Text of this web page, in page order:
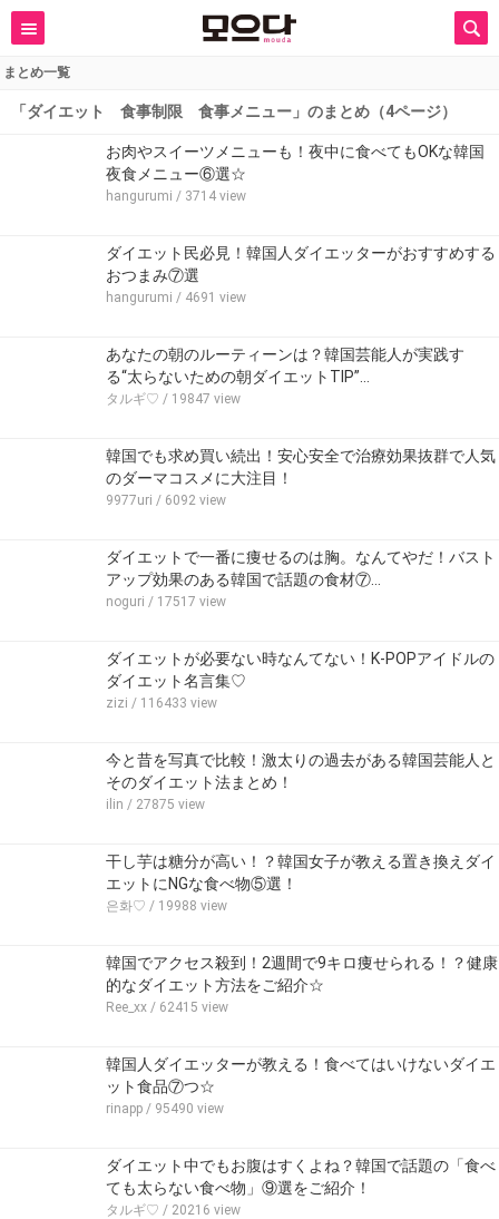
まとめ一覧
「ダイエット 食事制限 食事メニュー」のまとめ（4ページ）
お肉やスイーツメニューも！夜中に食べてもOKな韓国
夜食メニュー⑥選☆
hangurumi / 3714 view
ダイエット民必見！韓国人ダイエッターがおすすめする
おつまみ⑦選
hangurumi / 4691 view
あなたの朝のルーティーンは？韓国芸能人が実践す
る“太らないための朝ダイエットTIP”…
タルギ♡ / 19847 view
韓国でも求め買い続出！安心安全で治療効果抜群で人気
のダーマコスメに大注目！
9977uri / 6092 view
ダイエットで一番に痩せるのは胸。なんてやだ！バスト
アップ効果のある韓国で話題の食材⑦…
noguri / 17517 view
ダイエットが必要ない時なんてない！K-POPアイドルの
ダイエット名言集♡
zizi / 116433 view
今と昔を写真で比較！激太りの過去がある韓国芸能人と
そのダイエット法まとめ！
ilin / 27875 view
干し芋は糖分が高い！？韓国女子が教える置き換えダイ
エットにNGな食べ物⑤選！
은화♡ / 19988 view
韓国でアクセス殺到！2週間で9キロ痩せられる！？健康
的なダイエット方法をご紹介☆
Ree_xx / 62415 view
韓国人ダイエッターが教える！食べてはいけないダイエ
ット食品⑦つ☆
rinapp / 95490 view
ダイエット中でもお腹はすくよね？韓国で話題の「食べ
ても太らない食べ物」⑨選をご紹介！
タルギ♡ / 20216 view